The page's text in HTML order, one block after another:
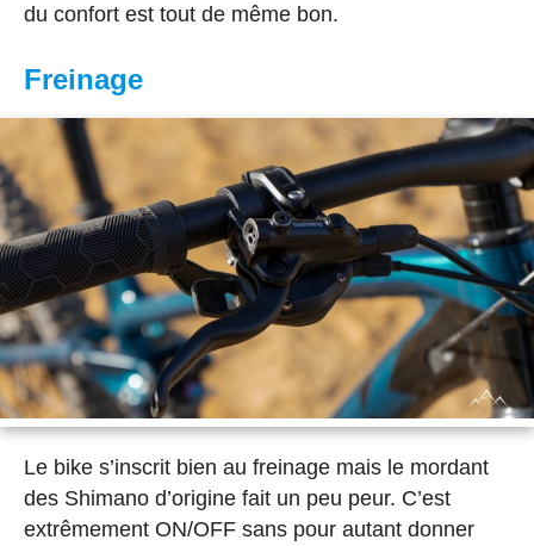
du confort est tout de même bon.
Freinage
Le bike s’inscrit bien au freinage mais le mordant
des Shimano d’origine fait un peu peur. C’est
extrêmement ON/OFF sans pour autant donner